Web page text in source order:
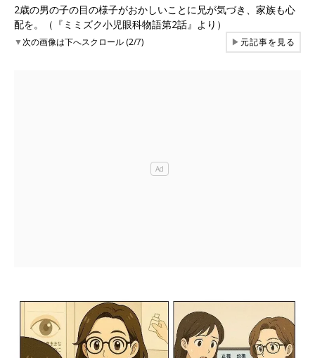
2歳の男の子の目の様子がおかしいことに兄が気づき、家族も心
配を。（『ミミズク小児眼科物語第2話』より）
▼次の画像は下へスクロール (2/7) ▶元記事を見る